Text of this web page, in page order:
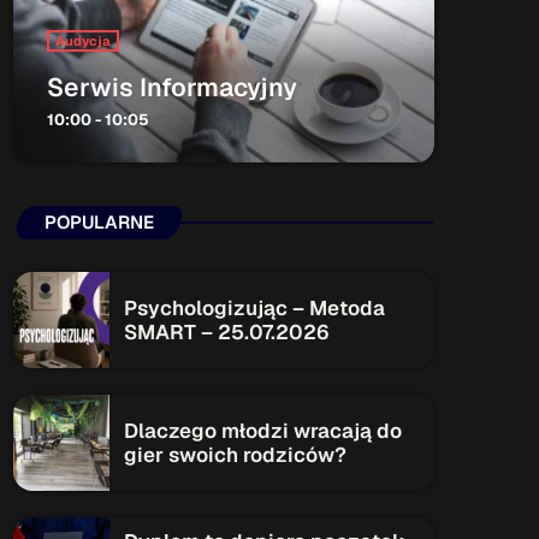
ON AIR
Audycja
10:00 - 10:05
Audycja
Serwis Informacyjny
10:00 - 10:05
POPULARNE
Psychologizując – Metoda
SMART – 25.07.2026
Dlaczego młodzi wracają do
gier swoich rodziców?